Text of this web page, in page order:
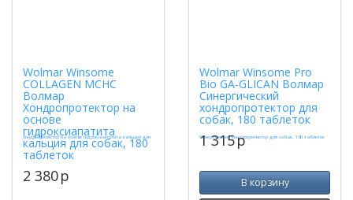
Wolmar Winsome
COLLAGEN MCHC
Волмар
Хондропротектор на
основе
гидроксиапатита
кальция для собак, 180
таблеток
2 380p
Wolmar Winsome Pro
Bio GA-GLICAN Волмар
Синергический
хондропротектор для
собак, 180 таблеток
1 315p
В корзину